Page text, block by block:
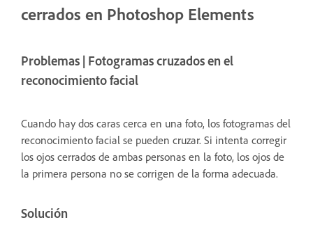
cerrados en Photoshop Elements
Problemas | Fotogramas cruzados en el
reconocimiento facial
Cuando hay dos caras cerca en una foto, los fotogramas del
reconocimiento facial se pueden cruzar. Si intenta corregir
los ojos cerrados de ambas personas en la foto, los ojos de
la primera persona no se corrigen de la forma adecuada.
Solución